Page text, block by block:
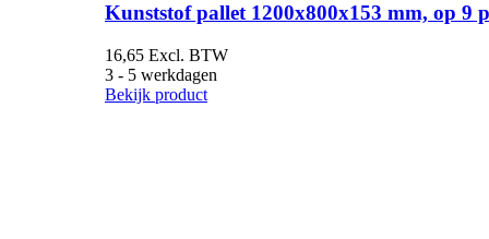
Kunststof pallet 1200x800x153 mm, op 9
16,65 Excl. BTW
3 - 5 werkdagen
Bekijk product